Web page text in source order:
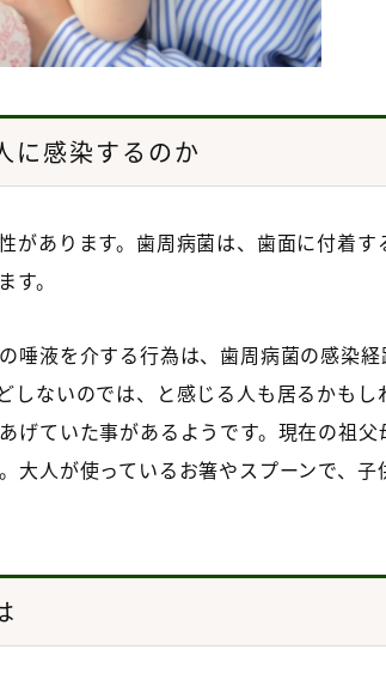
に感染するのか
があります。歯周病菌は、歯面に付着す
。
唾液を介する行為は、歯周病菌の感染経
しないのでは、と感じる人も居るかもし
げていた事があるようです。現在の祖父
大人が使っているお箸やスプーンで、子